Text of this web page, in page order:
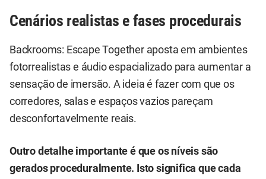
Cenários realistas e fases procedurais
Backrooms: Escape Together aposta em ambientes
fotorrealistas e áudio espacializado para aumentar a
sensação de imersão. A ideia é fazer com que os
corredores, salas e espaços vazios pareçam
desconfortavelmente reais.
Outro detalhe importante é que os níveis são
gerados proceduralmente. Isto significa que cada